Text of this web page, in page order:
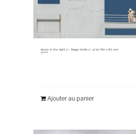
alone in the light 2 ~ tirage limité n° 4/20 (80 x 80 cm)
330,00€
Ajouter au panier